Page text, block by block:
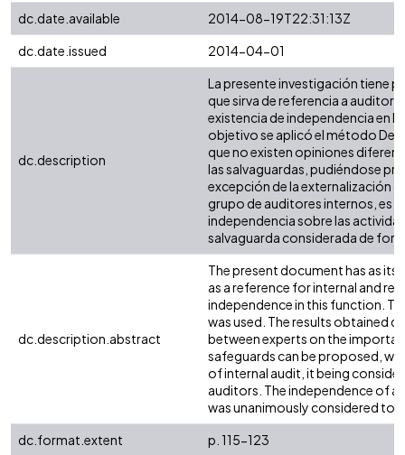
dc.date.available
2014-08-19T22:31:13Z
dc.date.issued
2014-04-01
dc.description
La presente investigación tiene
que sirva de referencia a
existencia de independencia en
objetivo se aplicó el método
que no existen opiniones
las salvaguardas, pudiéndose
excepción de la externalización
grupo de auditores internos, es
independencia sobre las
salvaguarda considerada de
dc.description.abstract
The present document has as
as a reference for internal and
independence in this function.
was used. The results obtained
between experts on the
safeguards can be proposed,
of internal audit, it being
auditors. The independence of
was unanimously considered to
dc.format.extent
p. 115-123